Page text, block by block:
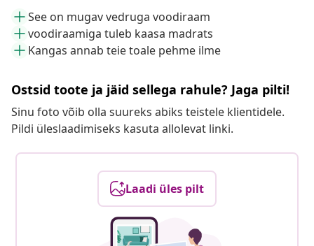
See on mugav vedruga voodiraam
voodiraamiga tuleb kaasa madrats
Kangas annab teie toale pehme ilme
Ostsid toote ja jäid sellega rahule? Jaga pilti!
Sinu foto võib olla suureks abiks teistele klientidele.
Pildi üleslaadimiseks kasuta allolevat linki.
Laadi üles pilt